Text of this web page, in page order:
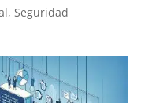
, Seguridad